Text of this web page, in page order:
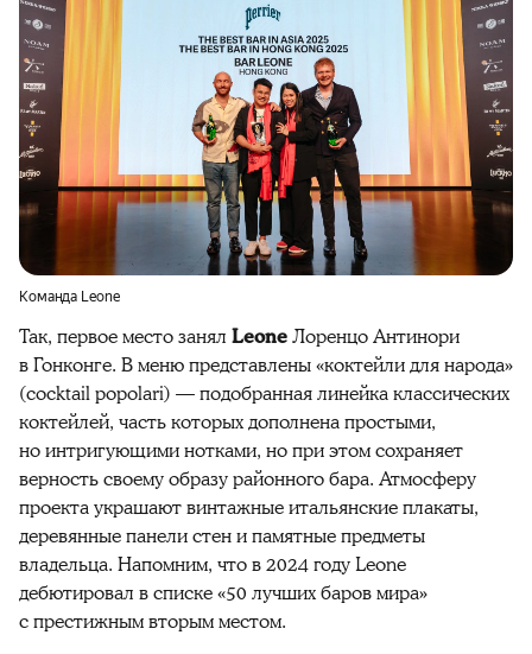
Команда Leone
Так, первое место занял LeoneЛоренцо Антинори
в Гонконге. В меню представлены «коктейли для народа»
(cocktail popolari) — подобранная линейка классических
коктейлей, часть которых дополнена простыми,
но интригующими нотками, но при этом сохраняет
верность своему образу районного бара. Атмосферу
проекта украшают винтажные итальянские плакаты,
деревянные панели стен и памятные предметы
владельца. Напомним, чтов 2024 годуLeone
дебютировал в списке «50 лучших баров мира»
с престижным вторым местом.